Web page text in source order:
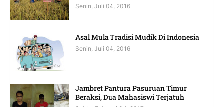
Senin, Juli 04, 2016
Asal Mula Tradisi Mudik Di Indonesia
Senin, Juli 04, 2016
Jambret Pantura Pasuruan Timur
Beraksi, Dua Mahasiswi Terjatuh